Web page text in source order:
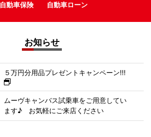
自動車保険 自動車ローン
お知らせ
５万円分用品プレゼントキャンペーン!!!
ムーヴキャンバス試乗車をご用意してい
ます♪ お気軽にご来店ください